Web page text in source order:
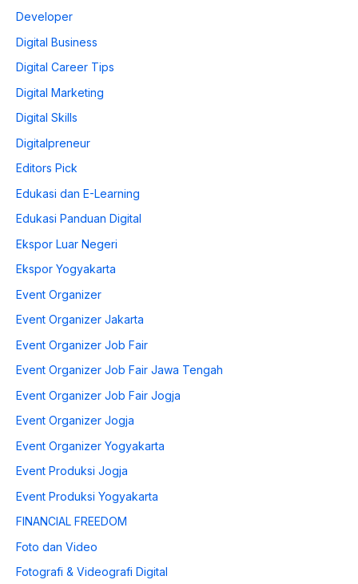
Developer
Digital Business
Digital Career Tips
Digital Marketing
Digital Skills
Digitalpreneur
Editors Pick
Edukasi dan E-Learning
Edukasi Panduan Digital
Ekspor Luar Negeri
Ekspor Yogyakarta
Event Organizer
Event Organizer Jakarta
Event Organizer Job Fair
Event Organizer Job Fair Jawa Tengah
Event Organizer Job Fair Jogja
Event Organizer Jogja
Event Organizer Yogyakarta
Event Produksi Jogja
Event Produksi Yogyakarta
FINANCIAL FREEDOM
Foto dan Video
Fotografi & Videografi Digital